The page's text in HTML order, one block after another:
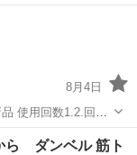
してありがとうご
ーニング
8月4日
使用回数1.2.回程
ーニング
ら ダンベル 筋ト